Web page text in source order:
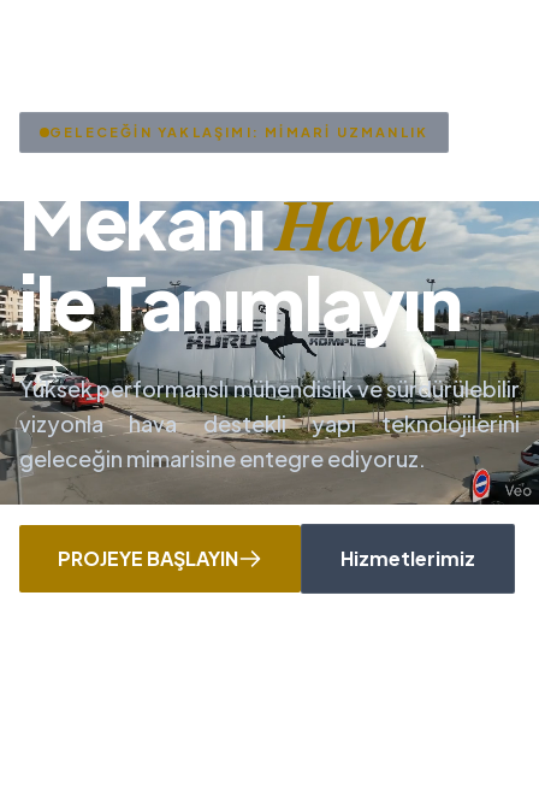
GELECEĞİN YAKLAŞIMI: MİMARİ UZMANLIK
MekanıHava
ile Tanımlayın
Yüksek performanslı mühendislik ve sürdürülebilir
vizyonla hava destekli yapı teknolojilerini
geleceğin mimarisine entegre ediyoruz.
PROJEYE BAŞLAYIN Hizmetlerimiz